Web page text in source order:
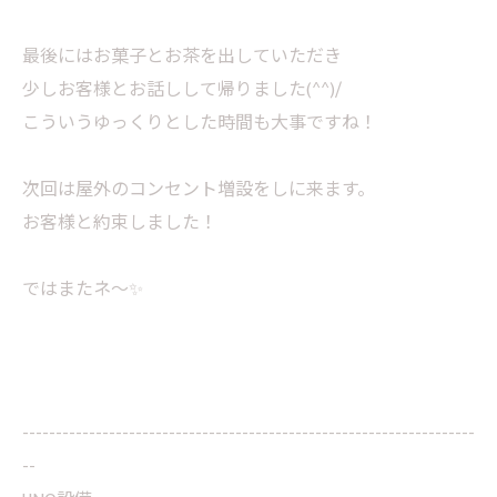
最後にはお菓子とお茶を出していただき
少しお客様とお話しして帰りました(^^)/
こういうゆっくりとした時間も大事ですね！
次回は屋外のコンセント増設をしに来ます。
お客様と約束しました！
ではまたネ～✨
--------------------------------------------------------------------
--